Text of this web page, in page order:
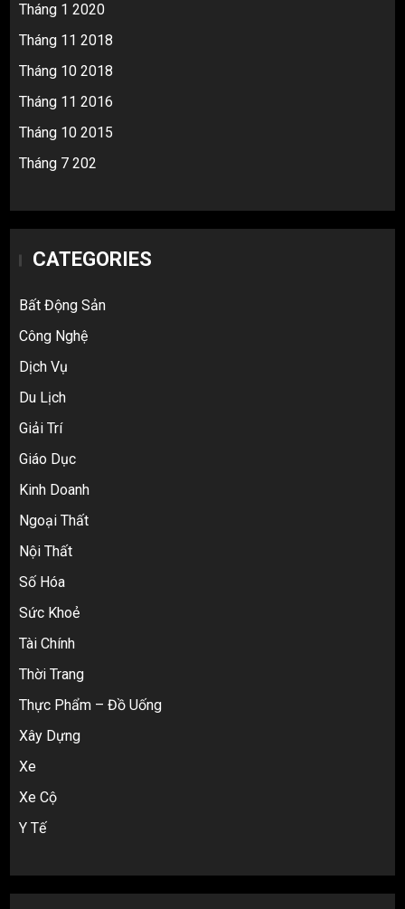
Tháng 1 2020
Tháng 11 2018
Tháng 10 2018
Tháng 11 2016
Tháng 10 2015
Tháng 7 202
CATEGORIES
Bất Động Sản
Công Nghệ
Dịch Vụ
Du Lịch
Giải Trí
Giáo Dục
Kinh Doanh
Ngoại Thất
Nội Thất
Số Hóa
Sức Khoẻ
Tài Chính
Thời Trang
Thực Phẩm – Đồ Uống
Xây Dựng
Xe
Xe Cộ
Y Tế
3
5
3 sai lầm chí mạng khiến người mới
nhập hàng Trung Quốc bị lỗ vốn, ôm sô